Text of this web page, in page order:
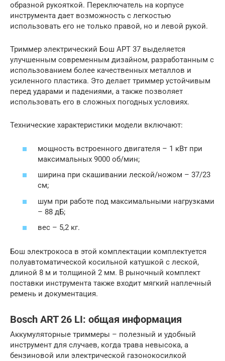
образной рукояткой. Переключатель на корпусе
инструмента дает возможность с легкостью
использовать его не только правой, но и левой рукой.
Триммер электрический Бош АРТ 37 выделяется
улучшенным современным дизайном, разработанным с
использованием более качественных металлов и
усиленного пластика. Это делает триммер устойчивым
перед ударами и падениями, а также позволяет
использовать его в сложных погодных условиях.
Технические характеристики модели включают:
мощность встроенного двигателя – 1 кВт при
максимальных 9000 об/мин;
ширина при скашивании леской/ножом – 37/23
см;
шум при работе под максимальными нагрузками
– 88 дБ;
вес – 5,2 кг.
Бош электрокоса в этой комплектации комплектуется
полуавтоматической косильной катушкой с леской,
длиной 8 м и толщиной 2 мм. В рыночный комплект
поставки инструмента также входит мягкий наплечный
ремень и документация.
Bosch ART 26 LI: общая информация
Аккумуляторные триммеры – полезный и удобный
инструмент для случаев, когда трава невысока, а
бензиновой или электрической газонокосилкой